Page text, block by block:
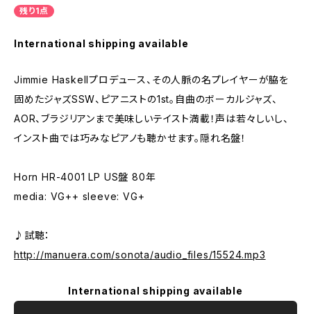
残り1点
International shipping available
Jimmie Haskellプロデュース、その人脈の名プレイヤーが脇を
固めたジャズSSW、ピアニストの1st。自曲のボーカルジャズ、
AOR、ブラジリアンまで美味しいテイスト満載！声は若々しいし、
インスト曲では巧みなピアノも聴かせます。隠れ名盤！
Horn HR-4001 LP US盤 80年
media: VG++ sleeve: VG+
♪試聴：
http://manuera.com/sonota/audio_files/15524.mp3
International shipping available